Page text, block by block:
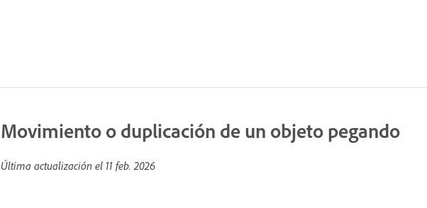
Movimiento o duplicación de un objeto pegando
Última actualización el 11 feb. 2026